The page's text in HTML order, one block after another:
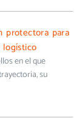
protectora para
en el que
su